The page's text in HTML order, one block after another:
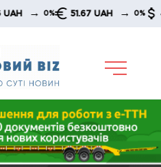
→ 0% 51.67 UAH → 0% 44.76